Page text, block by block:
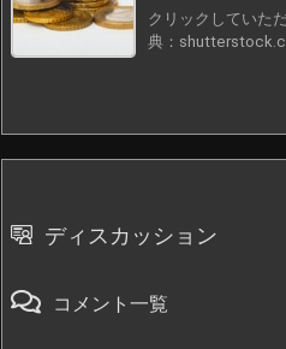
クリックしていた
典：
ディスカッション
コメント一覧